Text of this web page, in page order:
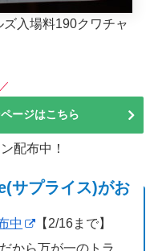
入場料190クワチャ
ージはこちら
配布中！
サプライス)がお
中
【2/16まで】
から万が一のトラ